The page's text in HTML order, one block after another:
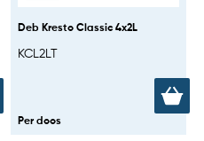
Deb Kresto Classic 4x2L
KCL2LT
Per doos